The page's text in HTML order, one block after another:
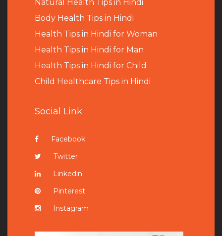
Natural Health Tips in Hindi
Body Health Tips in Hindi
Health Tips in Hindi for Woman
Health Tips in Hindi for Man
Health Tips in Hindi for Child
Child Healthcare Tips in Hindi
Social Link
Facebook
Twitter
Linkedin
Pinterest
Instagram